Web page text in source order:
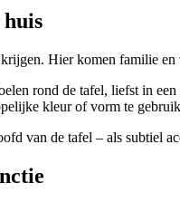
Hier komen familie
rond de tafel, liefst in
kleur of vorm te
van de tafel – als subtiel